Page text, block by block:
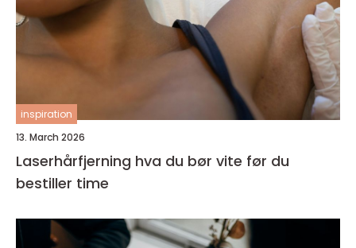
inspiration
13. March 2026
Laserhårfjerning hva du bør vite før du
bestiller time